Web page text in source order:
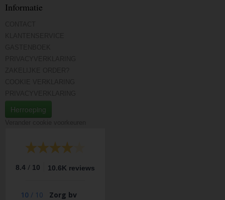
Informatie
Herroeping
8.4 / 10 10.6K reviews
10 / 10
Zorg bv